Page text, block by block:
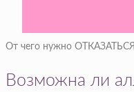
От чего нужно
Возможна ли